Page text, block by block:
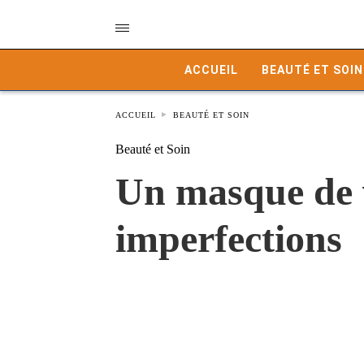
ACCUEIL BEAUTÉ ET SOIN
ACCUEIL BEAUTÉ ET SOIN
Beauté et Soin
Un masque
imperfections